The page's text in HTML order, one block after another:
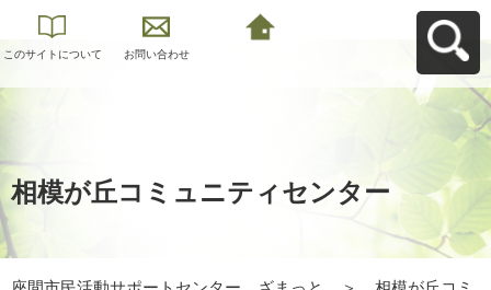
このサイトについて お問い合わせ
相模が丘コミュニティセンター